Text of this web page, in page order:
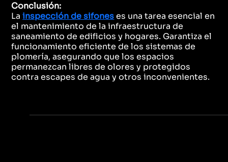
Conclusión:
Lainspección de sifoneses una tarea esencial en
el mantenimiento de la infraestructura de
saneamiento de edificios y hogares. Garantiza el
funcionamiento eficiente de los sistemas de
plomería, asegurando que los espacios
permanezcan libres de olores y protegidos
contra escapes de agua y otros inconvenientes.